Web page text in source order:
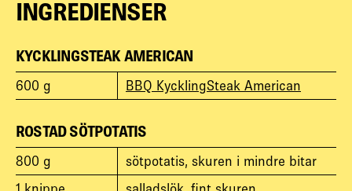
INGREDIENSER
KYCKLINGSTEAK AMERICAN
600 g BBQ KycklingSteak American
ROSTAD SÖTPOTATIS
800 g
sötpotatis, skuren i mindre bitar